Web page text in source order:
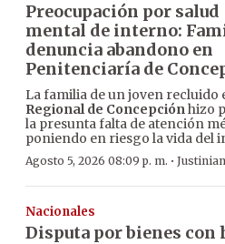
Preocupación por salud
mental de interno:
denuncia abandono en
Penitenciaría de
La familia de un joven recluido
Regional de Concepciónhizo
la presunta falta de atención
poniendo en riesgo la vida del
Agosto 5, 2026 08:09 p. m. ·
Nacionales
Disputa por bienes con